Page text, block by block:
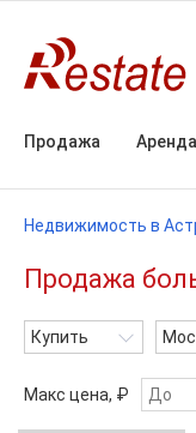
Продажа Аренда
Недвижимость в
Продажа
Купить
Макс цена, ₽